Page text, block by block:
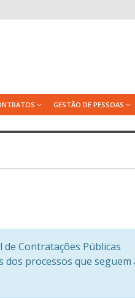
GESTÃO DE PESSOAS
Contratações Públicas
dos processos que seguem